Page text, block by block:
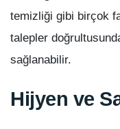
temizliği gibi birçok
talepler
sağlanabilir.
Hijyen ve